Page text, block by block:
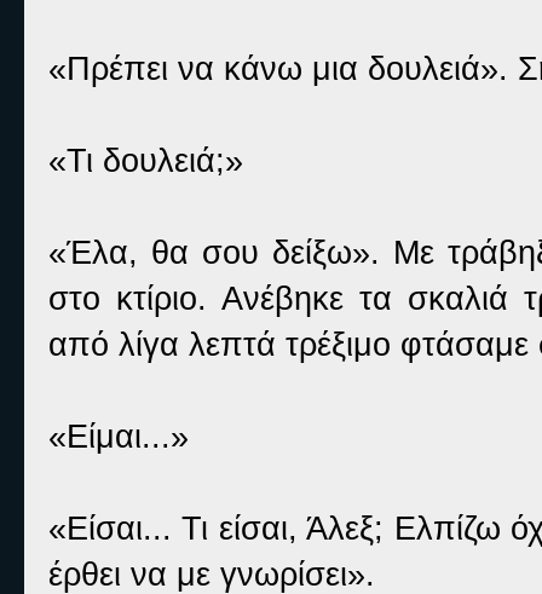
«Πρέπει να κάνω μια δουλειά».
«Τι δουλειά;»
«Έλα, θα σου δείξω». Με
στο κτίριο. Ανέβηκε τα
από λίγα λεπτά τρέξιμο
«Είμαι...»
«Είσαι... Τι είσαι, Άλεξ;
έρθει να με γνωρίσει».